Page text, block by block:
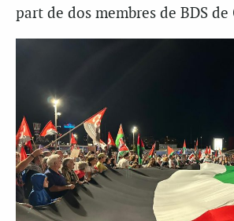
part de dos membres de BDS de